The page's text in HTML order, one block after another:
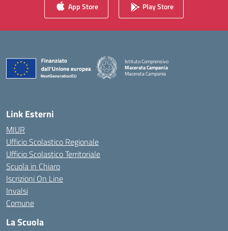
App Store Play Store
Istituto Comprensivo
Macerata Campania
Macerata Campania
— Visita la pagina iniziale della scuola
Link Esterni
MIUR
Ufficio Scolastico Regionale
Ufficio Scolastico Territoriale
Scuola in Chiaro
Iscrizioni On Line
Invalsi
Comune
La Scuola